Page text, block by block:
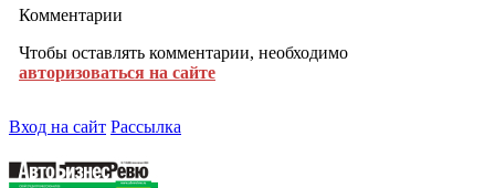
Комментарии
Чтобы оставлять комментарии, необходимо
авторизоваться на сайте
Вход на сайт Рассылка